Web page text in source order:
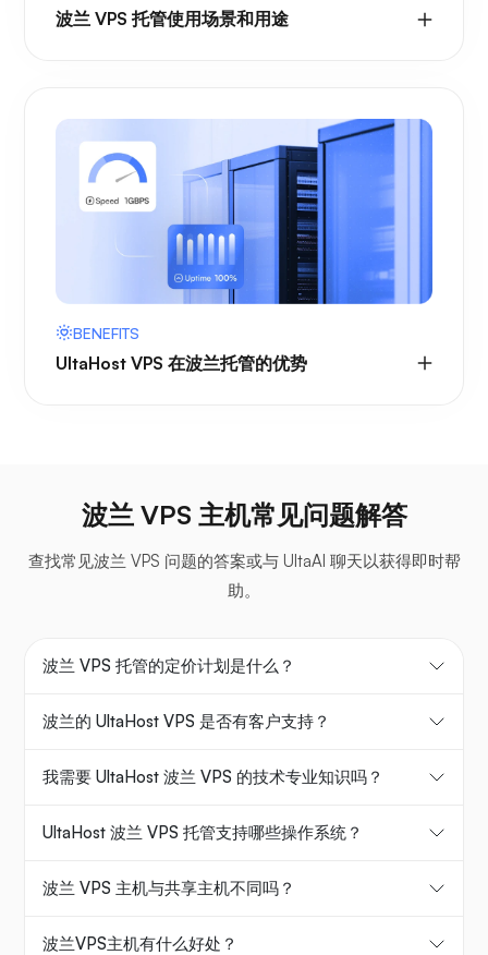
波兰 VPS 托管使用场景和用途
BENEFITS
UltaHost VPS 在波兰托管的优势
波兰 VPS 主机常见问题解答
查找常见波兰 VPS 问题的答案或与 UltaAI 聊天以获得即时帮
助。
波兰 VPS 托管的定价计划是什么？
波兰的 UltaHost VPS 是否有客户支持？
我需要 UltaHost 波兰 VPS 的技术专业知识吗？
UltaHost 波兰 VPS 托管支持哪些操作系统？
波兰 VPS 主机与共享主机不同吗？
波兰VPS主机有什么好处？